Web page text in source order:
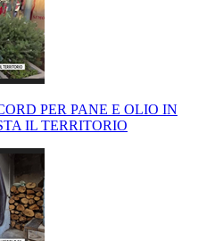
PER PANE E OLIO IN
IL TERRITORIO